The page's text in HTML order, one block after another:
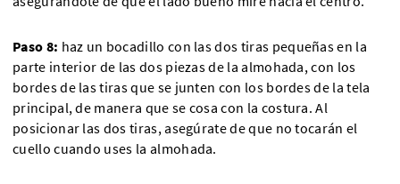
Paso 8: haz un bocadillo con las dos tiras pequeñas en la
parte interior de las dos piezas de la almohada, con los
bordes de las tiras que se junten con los bordes de la tela
principal, de manera que se cosa con la costura. Al
posicionar las dos tiras, asegúrate de que no tocarán el
cuello cuando uses la almohada.